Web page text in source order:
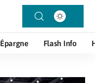
Épargne Flash Info